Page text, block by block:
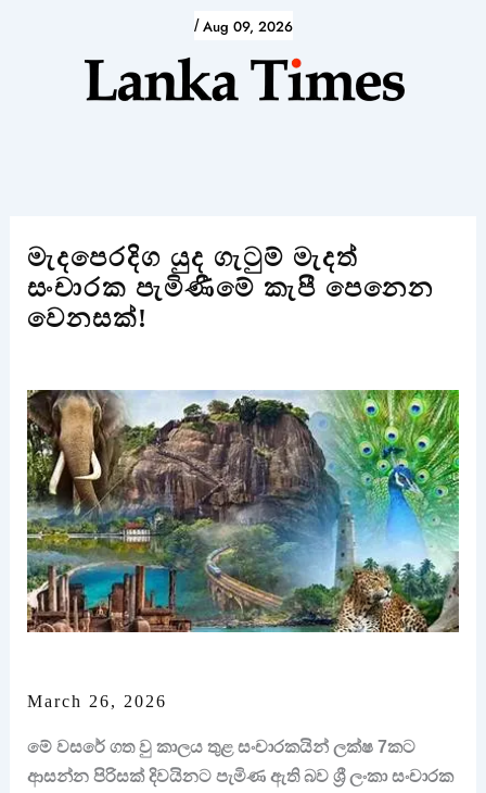
/ Aug 09, 2026
මැදපෙරදිග යුද ගැටුම් මැදත්
සංචාරක පැමිණීමේ කැපී පෙනෙන
වෙනසක්!
March 26, 2026
මේ වසරේ ගත වු කාලය තුළ සංචාරකයින් ලක්ෂ 7කට
ආසන්න පිරිසක් දිවයිනට පැමිණ ඇති බව ශ්‍රී ලංකා සංචාරක